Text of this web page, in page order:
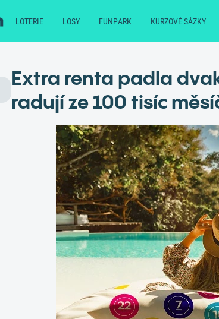
LOTERIE LOSY FUNPARK KURZOVÉ SÁZKY
Extra renta padla
radují ze 100 tisíc